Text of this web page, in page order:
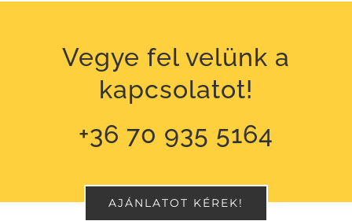
Vegye fel velünk a
kapcsolatot!
+36 70 935 5164
AJÁNLATOT KÉREK!